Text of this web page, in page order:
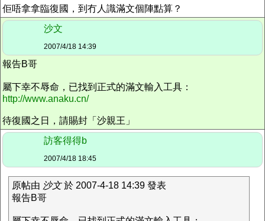
佢唔拿拿臨復國，到冇人識滿文個陣點算？
沙文
2007/4/18 14:39
報告B哥
屬下幸不辱命，已找到正式的滿文輸入工具：
http://www.anaku.cn/
待復國之日，請賜封「沙親王」
訪客得得b
2007/4/18 18:45
原帖由 沙文於 2007-4-18 14:39 發表
報告B哥